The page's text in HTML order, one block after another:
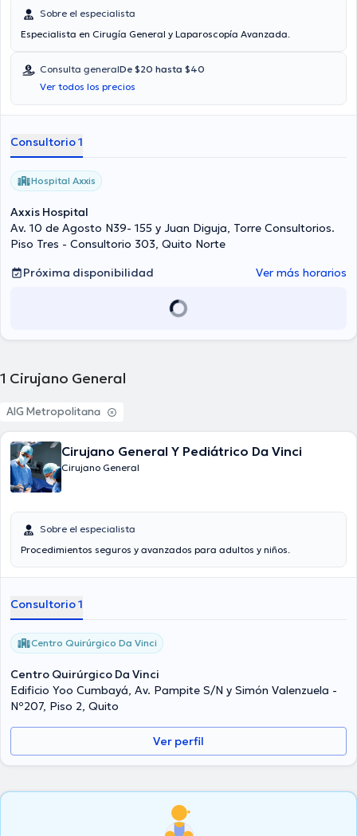
Sobre el especialista
Especialista en Cirugía General y Laparoscopía Avanzada.
Consulta generalDe $20 hasta $40
Ver todos los precios
Consultorio 1
Hospital Axxis
Axxis Hospital
Av. 10 de Agosto N39- 155 y Juan Diguja, Torre Consultorios.
Piso Tres - Consultorio 303, Quito Norte
Próxima disponibilidad
Ver más horarios
1 Cirujano General
AIG Metropolitana
Cirujano General Y Pediátrico Da Vinci
Cirujano General
Sobre el especialista
Procedimientos seguros y avanzados para adultos y niños.
Consultorio 1
Centro Quirúrgico Da Vinci
Centro Quirúrgico Da Vinci
Edificio Yoo Cumbayá, Av. Pampite S/N y Simón Valenzuela -
Nº207, Piso 2, Quito
Ver perfil